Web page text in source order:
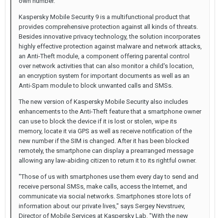
Kaspersky Mobile Security 9 is a multifunctional product that
provides comprehensive protection against all kinds of threats.
Besides innovative privacy technology, the solution incorporates
highly effective protection against malware and network attacks,
an Anti-Theft module, a component offering parental control
over network activities that can also monitor a child's location,
an encryption system for important documents as well as an
Anti-Spam module to block unwanted calls and SMSs.
The new version of Kaspersky Mobile Security also includes
enhancements to the Anti-Theft feature that a smartphone owner
can use to block the device if it is lost or stolen, wipe its
memory, locate it via GPS as well as receive notification of the
new number if the SIM is changed. After it has been blocked
remotely, the smartphone can display a prearranged message
allowing any law-abiding citizen to return it to its rightful owner.
"Those of us with smartphones use them every day to send and
receive personal SMSs, make calls, access the Internet, and
communicate via social networks. Smartphones store lots of
information about our private lives," says Sergey Nevstruev,
Director of Mobile Services at Kaspersky Lab. "With the new